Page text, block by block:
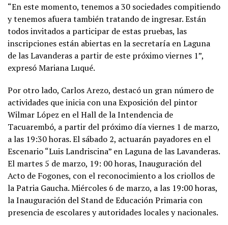
“En este momento, tenemos a 30 sociedades compitiendo
y tenemos afuera también tratando de ingresar. Están
todos invitados a participar de estas pruebas, las
inscripciones están abiertas en la secretaría en Laguna
de las Lavanderas a partir de este próximo viernes 1”,
expresó Mariana Luqué.
Por otro lado, Carlos Arezo, destacó un gran número de
actividades que inicia con una Exposición del pintor
Wilmar López en el Hall de la Intendencia de
Tacuarembó, a partir del próximo día viernes 1 de marzo,
a las 19:30 horas. El sábado 2, actuarán payadores en el
Escenario “Luis Landriscina” en Laguna de las Lavanderas.
El martes 5 de marzo, 19: 00 horas, Inauguración del
Acto de Fogones, con el reconocimiento a los criollos de
la Patria Gaucha. Miércoles 6 de marzo, a las 19:00 horas,
la Inauguración del Stand de Educación Primaria con
presencia de escolares y autoridades locales y nacionales.